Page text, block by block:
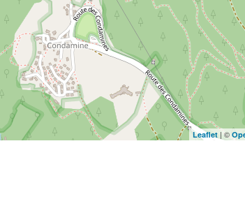
Leaflet | ©